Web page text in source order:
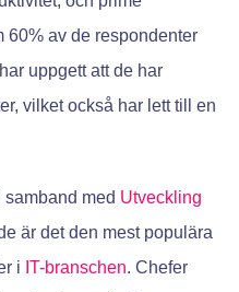
60% av de respondenter
uppgett att de har
vilket också har lett till en
med Utveckling
är det den mest populära
i IT-branschen. Chefer